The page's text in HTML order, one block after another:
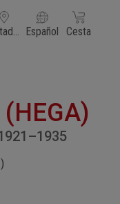
de deseos
Unidos de América
Español El carrito
Cesta